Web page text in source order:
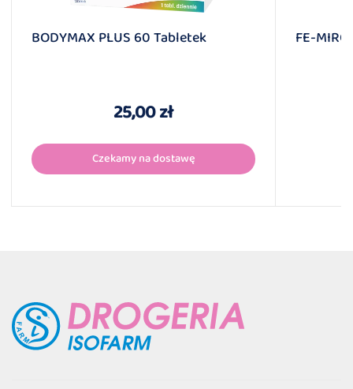
BODYMAX PLUS 60 Tabletek
25,00 zł
Czekamy na dostawę
FE-